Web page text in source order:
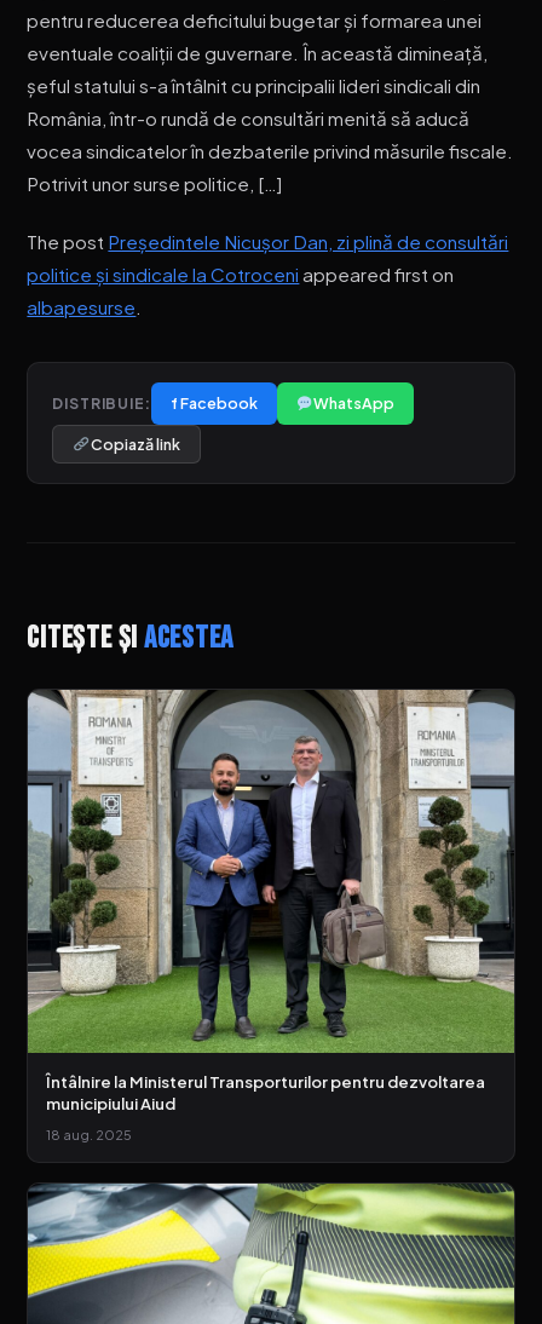
pentru reducerea deficitului bugetar și formarea unei
eventuale coaliții de guvernare. În această dimineață,
șeful statului s-a întâlnit cu principalii lideri sindicali din
România, într-o rundă de consultări menită să aducă
vocea sindicatelor în dezbaterile privind măsurile fiscale.
Potrivit unor surse politice, […]
The post Președintele Nicușor Dan, zi plină de consultări
politice și sindicale la Cotroceni appeared first on
albapesurse
DISTRIBUIE: f Facebook WhatsApp
Copiază link
Citește șiacestea
Întâlnire la Ministerul Transporturilor pentru dezvoltarea
municipiului Aiud
18 aug. 2025